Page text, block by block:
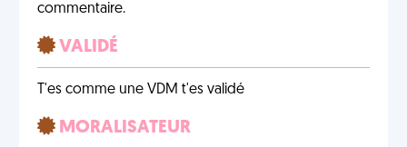
commentaire.
VALIDÉ
T'es comme une VDM t'es validé
MORALISATEUR